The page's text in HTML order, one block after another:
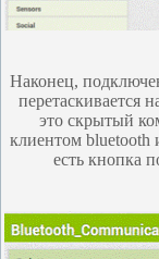
Наконец,
перетаскивается
это скрытый
клиентом bluetooth
есть кнопка